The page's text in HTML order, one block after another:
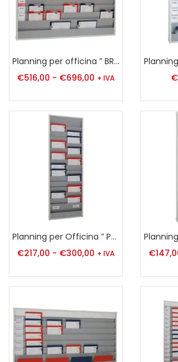
Planning per officina ” BREIT” A4
€516,00 - €696,00 + IVA
€
Planning per Officina ” PLAN CITY ” A4
€217,00 - €300,00 + IVA
€
Lost password?